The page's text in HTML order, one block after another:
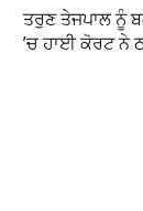
ਤਰੁਣ ਤੇਜਪਾਲ ਨੂੰ
’ਚ ਹਾਈ ਕੋਰਟ ਨੇ